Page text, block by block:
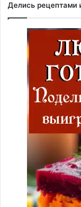
Делись рецептами